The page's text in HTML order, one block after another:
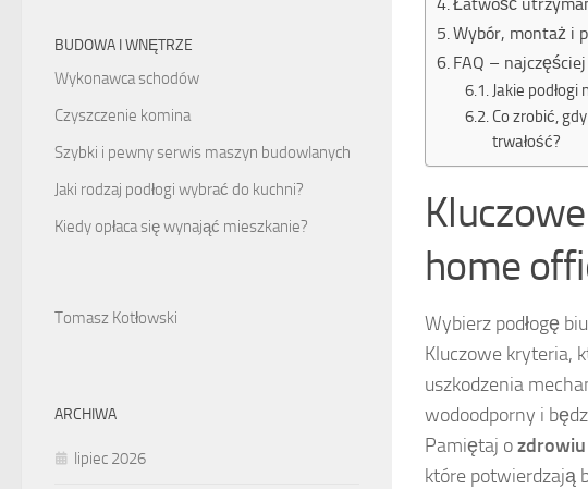
Wybór, montaż i
FAQ –
Jakie
Co zrobić,
trwałość?
home
Wybierz podłogę
Kluczowe kryteria,
uszkodzenia
wodoodporny i
Pamiętaj o
które potwierdzają
BUDOWA I WNĘTRZE
Wykonawca schodów
Czyszczenie komina
Szybki i pewny serwis maszyn budowlanych
Jaki rodzaj podłogi wybrać do kuchni?
Kiedy opłaca się wynająć mieszkanie?
Tomasz Kotłowski
ARCHIWA
lipiec 2026